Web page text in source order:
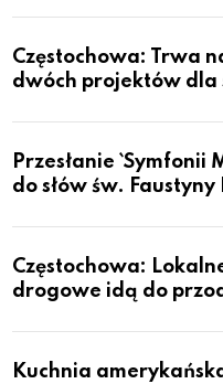
Częstochowa: Trwa
dwóch projektów dla
Przesłanie `Symfonii
do słów św.
Częstochowa:
drogowe idą do
Kuchnia